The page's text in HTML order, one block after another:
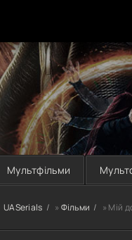
Мультфільми
UASerials » Фільми » Мій